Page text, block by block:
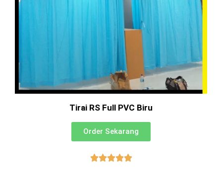
Tirai RS Full PVC Biru
Order Sekarang
